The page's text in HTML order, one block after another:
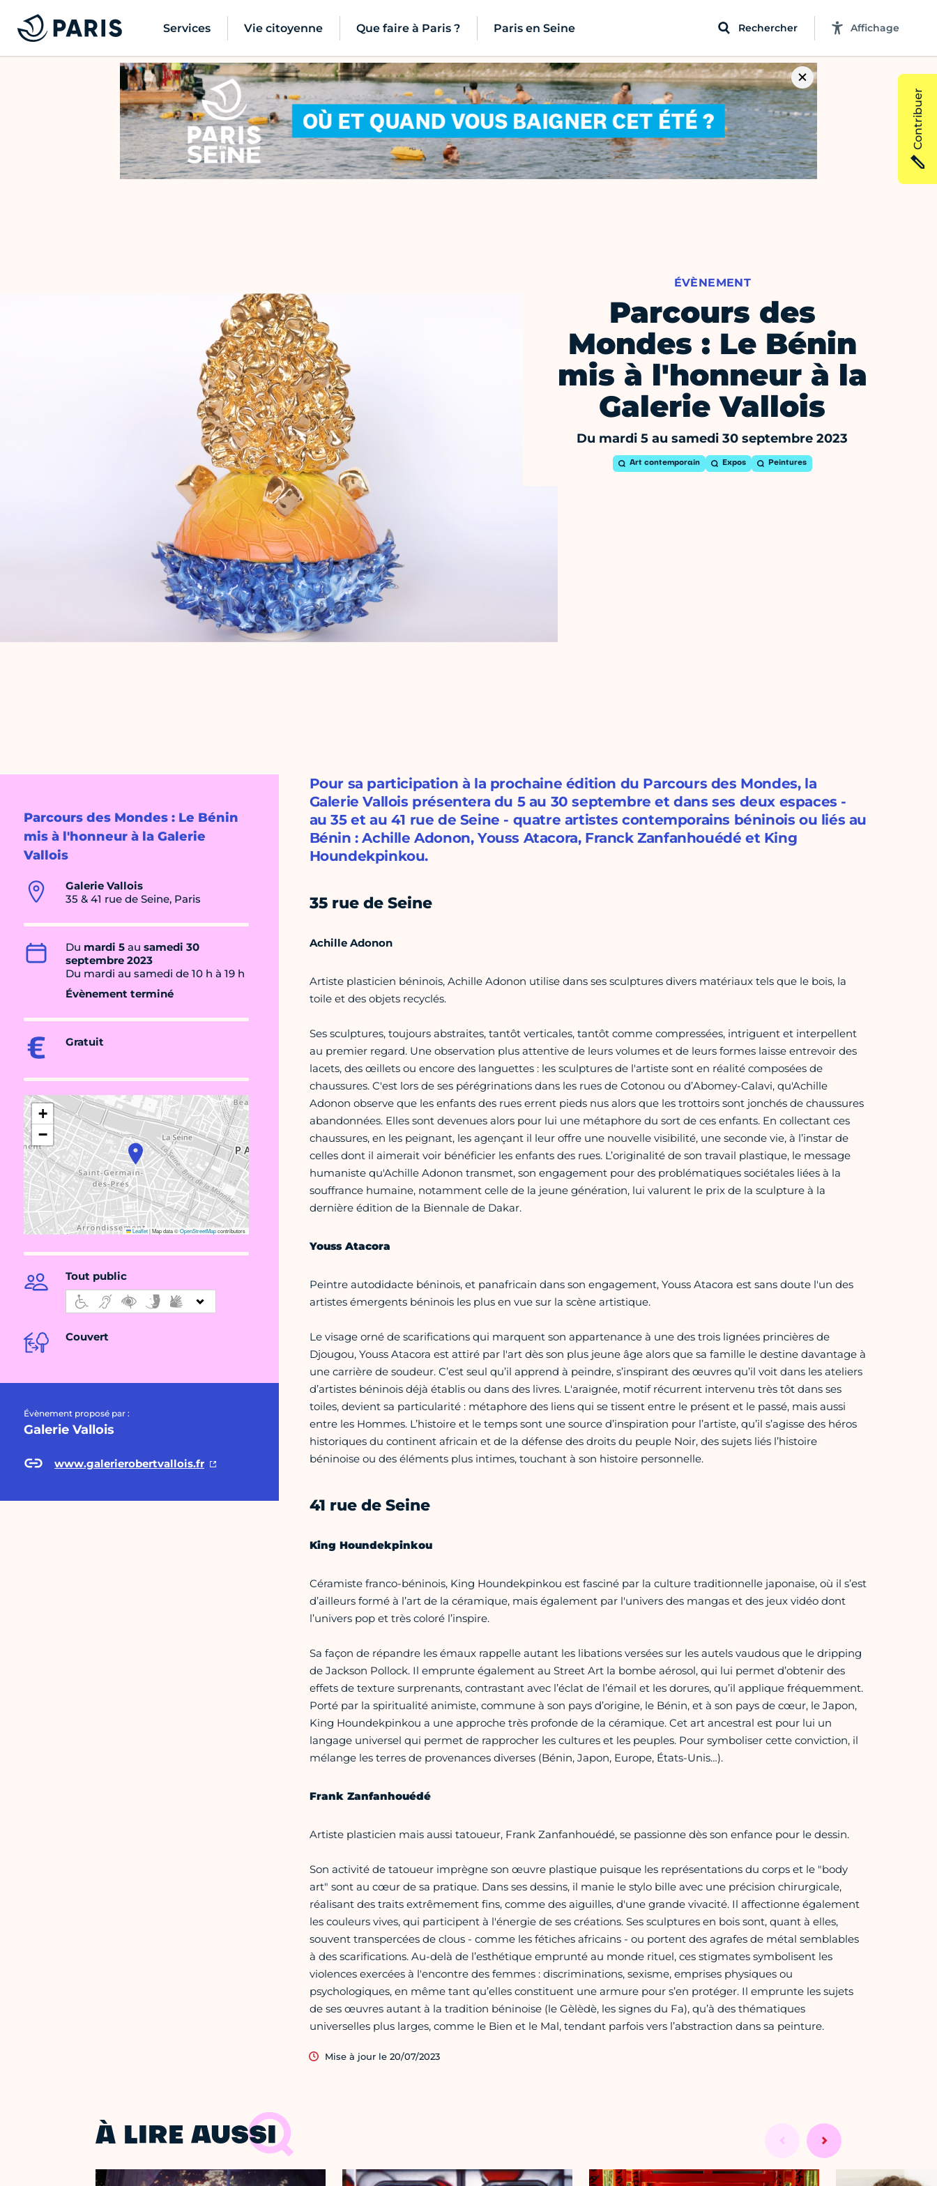
Services Vie citoyenne Que faire à Paris ? Paris en Seine Rechercher Affichage
ÉVÈNEMENT
Parcours des
Mondes : Le Bénin
mis à l'honneur à la
Galerie Vallois
Du mardi 5 au samedi 30 septembre 2023
Art contemporain Expos Peintures
Parcours des Mondes : Le Bénin
mis à l'honneur à la Galerie
Vallois
Galerie Vallois
35 & 41 rue de Seine, Paris
Du mardi 5 au samedi 30
septembre 2023
Du mardi au samedi de 10 h à 19 h
Évènement terminé
Gratuit
+
−
Leaflet|Map data ©OpenStreetMapcontributors
Tout public
Couvert
Évènement proposé par :
Galerie Vallois
www.galerierobertvallois.fr
Pour sa participation à la prochaine édition du Parcours des Mondes, la
Galerie Vallois présentera du 5 au 30 septembre et dans ses deux espaces -
au 35 et au 41 rue de Seine - quatre artistes contemporains béninois ou liés au
Bénin : Achille Adonon, Youss Atacora, Franck Zanfanhouédé et King
Houndekpinkou.
35 rue de Seine
Achille Adonon
Artiste plasticien béninois, Achille Adonon utilise dans ses sculptures divers matériaux tels que le bois, la
toile et des objets recyclés.
Ses sculptures, toujours abstraites, tantôt verticales, tantôt comme compressées, intriguent et interpellent
au premier regard. Une observation plus attentive de leurs volumes et de leurs formes laisse entrevoir des
lacets, des œillets ou encore des languettes : les sculptures de l'artiste sont en réalité composées de
chaussures. C'est lors de ses pérégrinations dans les rues de Cotonou ou d’Abomey-Calavi, qu'Achille
Adonon observe que les enfants des rues errent pieds nus alors que les trottoirs sont jonchés de chaussures
abandonnées. Elles sont devenues alors pour lui une métaphore du sort de ces enfants. En collectant ces
chaussures, en les peignant, les agençant il leur offre une nouvelle visibilité, une seconde vie, à l’instar de
celles dont il aimerait voir bénéficier les enfants des rues. L’originalité de son travail plastique, le message
humaniste qu'Achille Adonon transmet, son engagement pour des problématiques sociétales liées à la
souffrance humaine, notamment celle de la jeune génération, lui valurent le prix de la sculpture à la
dernière édition de la Biennale de Dakar.
Youss Atacora
Peintre autodidacte béninois, et panafricain dans son engagement, Youss Atacora est sans doute l'un des
artistes émergents béninois les plus en vue sur la scène artistique.
Le visage orné de scarifications qui marquent son appartenance à une des trois lignées princières de
Djougou, Youss Atacora est attiré par l'art dès son plus jeune âge alors que sa famille le destine davantage à
une carrière de soudeur. C’est seul qu’il apprend à peindre, s’inspirant des œuvres qu’il voit dans les ateliers
d’artistes béninois déjà établis ou dans des livres. L'araignée, motif récurrent intervenu très tôt dans ses
toiles, devient sa particularité : métaphore des liens qui se tissent entre le présent et le passé, mais aussi
entre les Hommes. L’histoire et le temps sont une source d’inspiration pour l’artiste, qu’il s’agisse des héros
historiques du continent africain et de la défense des droits du peuple Noir, des sujets liés l’histoire
béninoise ou des éléments plus intimes, touchant à son histoire personnelle.
41 rue de Seine
King Houndekpinkou
Céramiste franco-béninois, King Houndekpinkou est fasciné par la culture traditionnelle japonaise, où il s’est
d’ailleurs formé à l’art de la céramique, mais également par l'univers des mangas et des jeux vidéo dont
l’univers pop et très coloré l’inspire.
Sa façon de répandre les émaux rappelle autant les libations versées sur les autels vaudous que le dripping
de Jackson Pollock. Il emprunte également au Street Art la bombe aérosol, qui lui permet d’obtenir des
effets de texture surprenants, contrastant avec l’éclat de l’émail et les dorures, qu’il applique fréquemment.
Porté par la spiritualité animiste, commune à son pays d’origine, le Bénin, et à son pays de cœur, le Japon,
King Houndekpinkou a une approche très profonde de la céramique. Cet art ancestral est pour lui un
langage universel qui permet de rapprocher les cultures et les peuples. Pour symboliser cette conviction, il
mélange les terres de provenances diverses (Bénin, Japon, Europe, États-Unis…).
Frank Zanfanhouédé
Artiste plasticien mais aussi tatoueur, Frank Zanfanhouédé, se passionne dès son enfance pour le dessin.
Son activité de tatoueur imprègne son œuvre plastique puisque les représentations du corps et le "body
art" sont au cœur de sa pratique. Dans ses dessins, il manie le stylo bille avec une précision chirurgicale,
réalisant des traits extrêmement fins, comme des aiguilles, d'une grande vivacité. Il affectionne également
les couleurs vives, qui participent à l'énergie de ses créations. Ses sculptures en bois sont, quant à elles,
souvent transpercées de clous - comme les fétiches africains - ou portent des agrafes de métal semblables
à des scarifications. Au-delà de l’esthétique emprunté au monde rituel, ces stigmates symbolisent les
violences exercées à l'encontre des femmes : discriminations, sexisme, emprises physiques ou
psychologiques, en même tant qu’elles constituent une armure pour s’en protéger. Il emprunte les sujets
de ses œuvres autant à la tradition béninoise (le Gèlèdè, les signes du Fa), qu’à des thématiques
universelles plus larges, comme le Bien et le Mal, tendant parfois vers l’abstraction dans sa peinture.
Mise à jour le 20/07/2023
À LIRE AUSSI
Contribuer